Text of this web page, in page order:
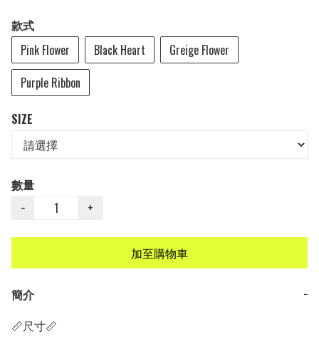
款式
Pink Flower
Black Heart
Greige Flower
Purple Ribbon
SIZE
數量
−
+
加至購物車
簡介
−
📏尺寸📏